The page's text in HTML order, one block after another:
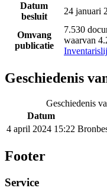
Datum
besluit
24 januari
Omvang
publicatie
7.530
waarvan
Geschiedenis
Geschiedenis
Datum
4 april 2024 15:22
Footer
Service